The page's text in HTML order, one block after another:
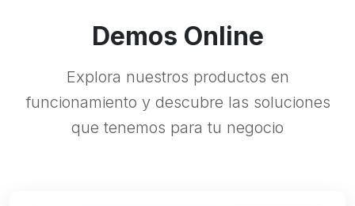
Demos Online
Explora nuestros productos en
funcionamiento y descubre las soluciones
que tenemos para tu negocio